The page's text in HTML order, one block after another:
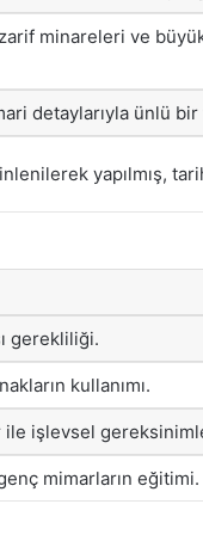
zarif minareleri ve
detaylarıyla ünlü bir
yapılmış,
gerekliliği.
kullanımı.
ile işlevsel
mimarların eğitimi.